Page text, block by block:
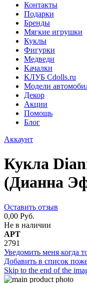
Контакты
Подарки
Бренды
Мягкие игрушки
Куклы
Фигурки
Медведи
Качалки
КЛУБ Cdolls.ru
Модели
Декор
Акции
Помощь
Блог
Аккаунт
Кукла
(Дианна
Оставить отзыв
0,00 Руб.
Не в наличии
АРТ
2791
Уведомить меня когда
Добавить в список
Skip to the end of the